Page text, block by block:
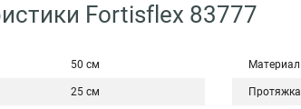
Fortisflex 83777
50 см
25 см
Материал
Протяжка